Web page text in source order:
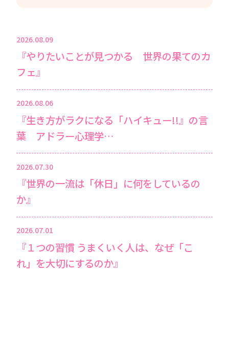
2026.08.09
『やりたいことが見つかる 世界の果てのカ
フェ』
2026.08.06
『生き方がラクになる「ハイキュー!!』の言
葉 アドラー心理学…
2026.07.30
『世界の一流は「休日」に何をしているの
か』
2026.07.01
『１つの習慣 うまくいく人は、なぜ「こ
れ」を大切にするのか』